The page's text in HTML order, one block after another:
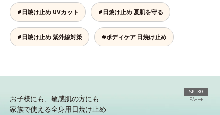
#日焼け止め UVカット #日焼け止め 夏肌を守る
#日焼け止め 紫外線対策 #ボディケア 日焼け止め
SPF30
PA+++
お子様にも、敏感肌の方にも
家族で使える全身用日焼け止め